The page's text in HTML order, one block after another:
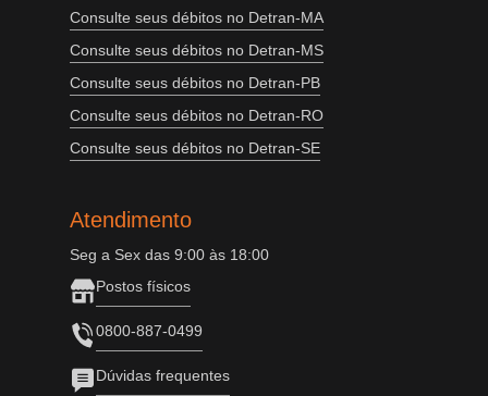
Consulte seus débitos no Detran-MA
Consulte seus débitos no Detran-MS
Consulte seus débitos no Detran-PB
Consulte seus débitos no Detran-RO
Consulte seus débitos no Detran-SE
Atendimento
Seg a Sex das 9:00 às 18:00
Postos físicos
0800-887-0499
Dúvidas frequentes